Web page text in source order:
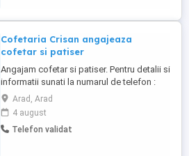
Cofetaria Crisan angajeaza
cofetar si patiser
Angajam cofetar si patiser. Pentru detalii si
informatii sunati la numarul de telefon :
Arad, Arad
4 august
Telefon validat